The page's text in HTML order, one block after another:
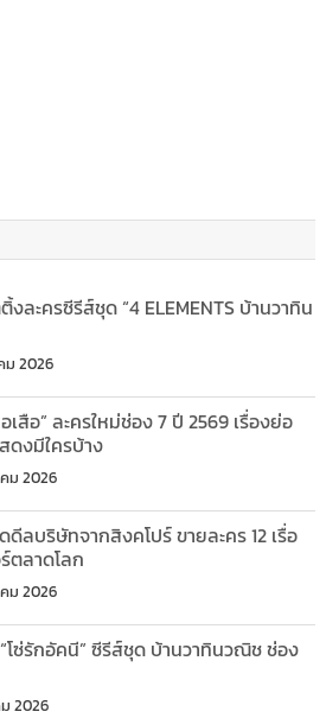
งละครซีรีส์ชุด “4 ELEMENTS บ้านวาทิน
ม 2026
เสือ” ละครใหม่ช่อง 7 ปี 2569 เรื่องย่อ
ดงมีใครบ้าง
ม 2026
ดีลบริษัทจากสิงคโปร์ ขายละคร 12 เรื่อ
ตลาดโลก
ม 2026
โซ่รักอัคนี” ซีรีส์ชุด บ้านวาทินวณิช ช่อง
2026